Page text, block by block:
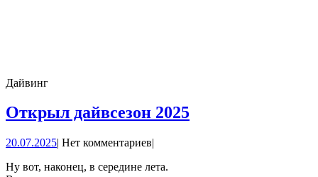
Дайвинг
Открыл дайвсезон 2025Открыл
20.07.202520.07.2025
| Нет комментариев|
Ну вот, наконец, в середине лета.